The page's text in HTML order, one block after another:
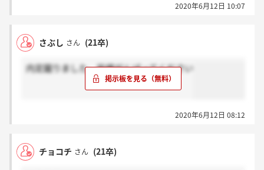
2020年6月12日 10:07
さぶし さん (21卒)
内定蹴りました。皆様がんばってください
2020年6月12日 08:12
チョコチ さん (21卒)